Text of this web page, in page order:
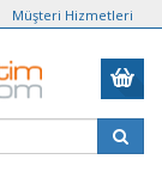
Müşteri Hizmetleri